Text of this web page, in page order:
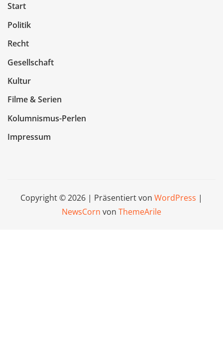
Start
Politik
Recht
Gesellschaft
Kultur
Filme & Serien
Kolumnismus-Perlen
Impressum
Copyright © 2026 | Präsentiert von WordPress |
NewsCorn von ThemeArile